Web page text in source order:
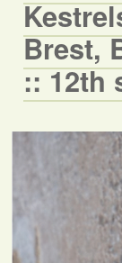
Brest,
:: 12th